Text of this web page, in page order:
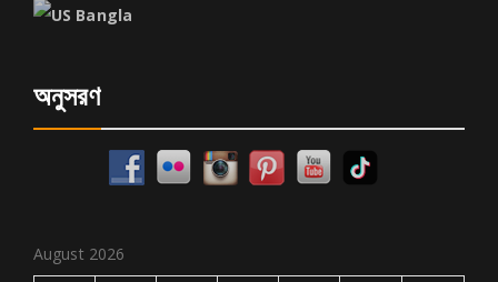
অনুসরণ
August 2026